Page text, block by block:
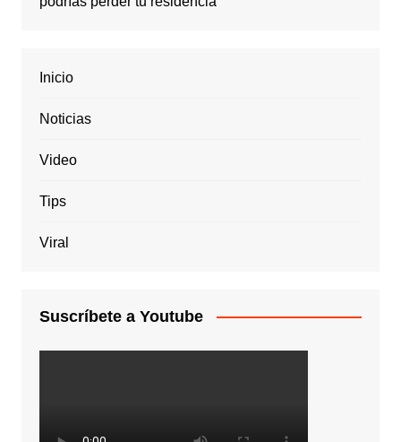
Inicio
Noticias
Video
Tips
Viral
Suscríbete a Youtube